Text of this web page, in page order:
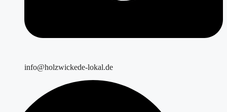
info@holzwickede-lokal.de